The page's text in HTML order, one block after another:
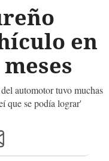
en
automotor tuvo muchas
que se podía lograr'